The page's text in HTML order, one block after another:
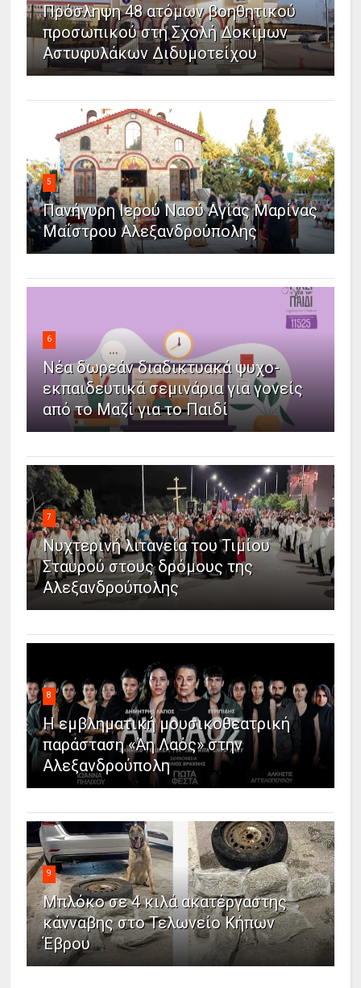
Πρόσληψη 48 ατόμων βοηθητικού
προσωπικού στη Σχολή Δοκίμων
Αστυφυλάκων Διδυμοτείχου
5
Πανήγυρη Ιερού Ναού Αγίας Μαρίνας
Μαΐστρου Αλεξανδρούπολης
6
Νέα δωρεάν διαδικτυακά ψυχο-
εκπαιδευτικά σεμινάρια για γονείς
από το Μαζί για το Παιδί
7
Νυχτερινή λιτανεία του Τιμίου
Σταυρού στους δρόμους της
Αλεξανδρούπολης
8
Η εμβληματική μουσικοθεατρική
παράσταση «Άη Λαός» στην
Αλεξανδρούπολη
9
Μπλόκο σε 4 κιλά ακατέργαστης
κάνναβης στο Τελωνείο Κήπων
Έβρου